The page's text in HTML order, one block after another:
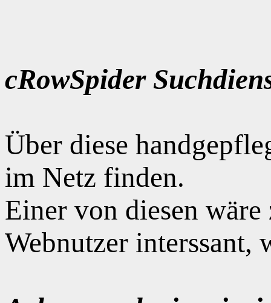
cRowSpider
Über diese
im Netz finden.
Einer von diesen
Webnutzer interssant,